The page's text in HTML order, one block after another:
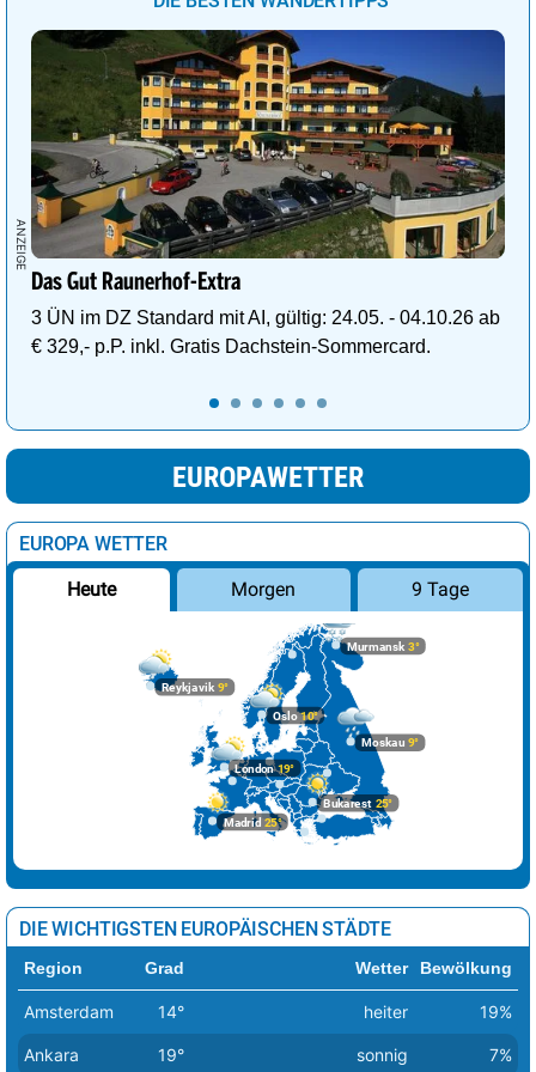
Das Gut Raunerhof-Extra
3 ÜN im DZ Standard mit AI, gültig: 24.05. - 04.10.26 ab
€ 329,- p.P. inkl. Gratis Dachstein-Sommercard.
EUROPAWETTER
EUROPA WETTER
Heute Morgen 9 Tage
Reykjavik 9°
Oslo10°
London19°
Murmansk 3°
Madrid 25°
Moskau 9°
Bukarest25°
DIE WICHTIGSTEN EUROPÄISCHEN STÄDTE
Region Grad Wetter Bewölkung
Amsterdam 14° heiter 19%
Ankara 19° sonnig 7%